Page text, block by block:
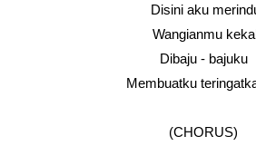
Disini aku
Wangianmu
Dibaju - bajuku
Membuatku
(CHORUS)